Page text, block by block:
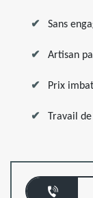
Sans
Artisan
Prix
Travail